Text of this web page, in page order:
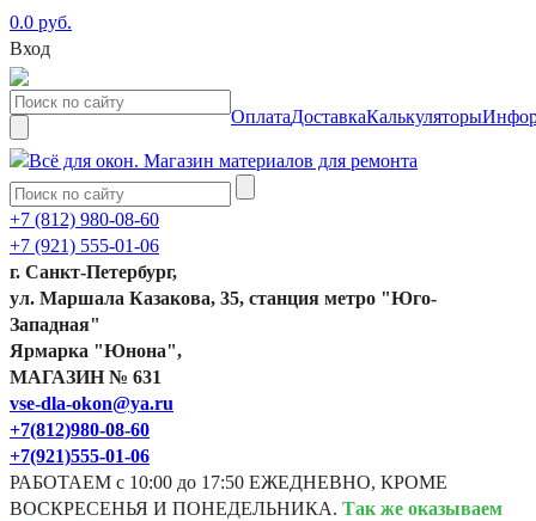
0.0 руб.
Вход
ОплатаДоставкаКалькуляторы
+7 (812) 980-08-60
+7 (921) 555-01-06
г. Санкт-Петербург,
ул. Маршала Казакова, 35, станция метро "Юго-
Западная"
Ярмарка "Юнона",
МАГАЗИН № 631
vse-dla-okon@ya.ru
+7(812)980-08-60
+7(921)555-01-06
РАБОТАЕМ с 10:00 до 17:50 ЕЖЕДНЕВНО, КРОМЕ
ВОСКРЕСЕНЬЯ И ПОНЕДЕЛЬНИКА. Так же оказываем